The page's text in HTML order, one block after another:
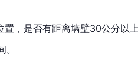
置，是否有距离墙壁30公分以